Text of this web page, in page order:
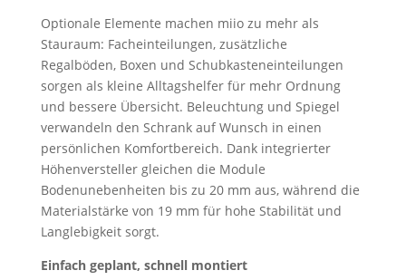
Optionale Elemente machen miio zu mehr als
Stauraum: Facheinteilungen, zusätzliche
Regalböden, Boxen und Schubkasteneinteilungen
sorgen als kleine Alltagshelfer für mehr Ordnung
und bessere Übersicht. Beleuchtung und Spiegel
verwandeln den Schrank auf Wunsch in einen
persönlichen Komfortbereich. Dank integrierter
Höhenversteller gleichen die Module
Bodenunebenheiten bis zu 20 mm aus, während die
Materialstärke von 19 mm für hohe Stabilität und
Langlebigkeit sorgt.
Einfach geplant, schnell montiert